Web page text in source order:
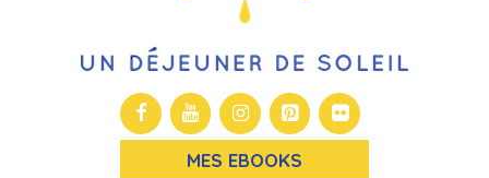
MES EBOOKS